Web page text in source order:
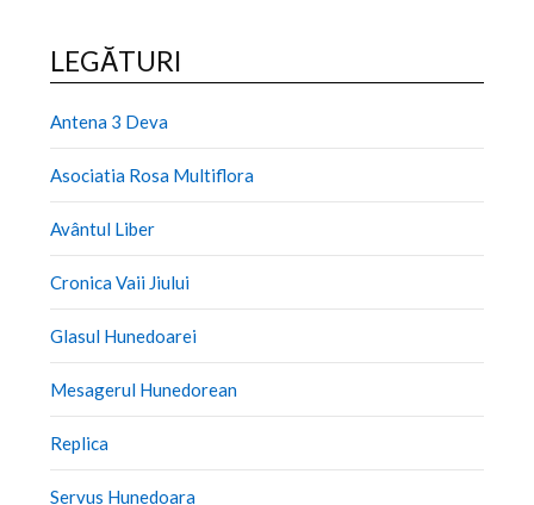
LEGĂTURI
Antena 3 Deva
Asociatia Rosa Multiflora
Avântul Liber
Cronica Vaii Jiului
Glasul Hunedoarei
Mesagerul Hunedorean
Replica
Servus Hunedoara